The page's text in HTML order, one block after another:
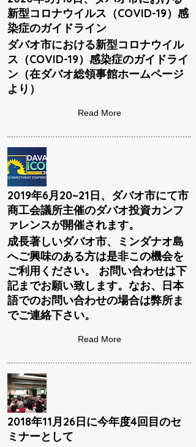
新型コロナウイルス（COVID-19）感
染症のガイドライン
ダバオ市における新型コロナウイル
ス（COVID-19）感染症のガイドライ
ン（在ダバオ総領事館ホームページ
より）
Read More
2019年6月20~21日、ダバオ市にて市
商工会議所主催のダバオ投資カンフ
ァレンスが開催されます。
成長著しいダバオ市、ミンダナオ島
へご興味のある方は是非この機会を
ご利用ください。 お問い合わせは下
記までお願い致します。なお、日本
語でのお問い合わせの場合は弊所ま
でご連絡下さい。
Read More
2018年11月26日に今年度4回目のセ
ミナーとして